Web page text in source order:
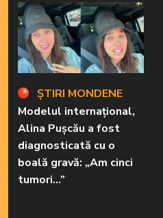
ȘTIRI MONDENE
Modelul internațional,
Alina Pușcău a fost
diagnosticată cu o
boală gravă: „Am cinci
tumori...”